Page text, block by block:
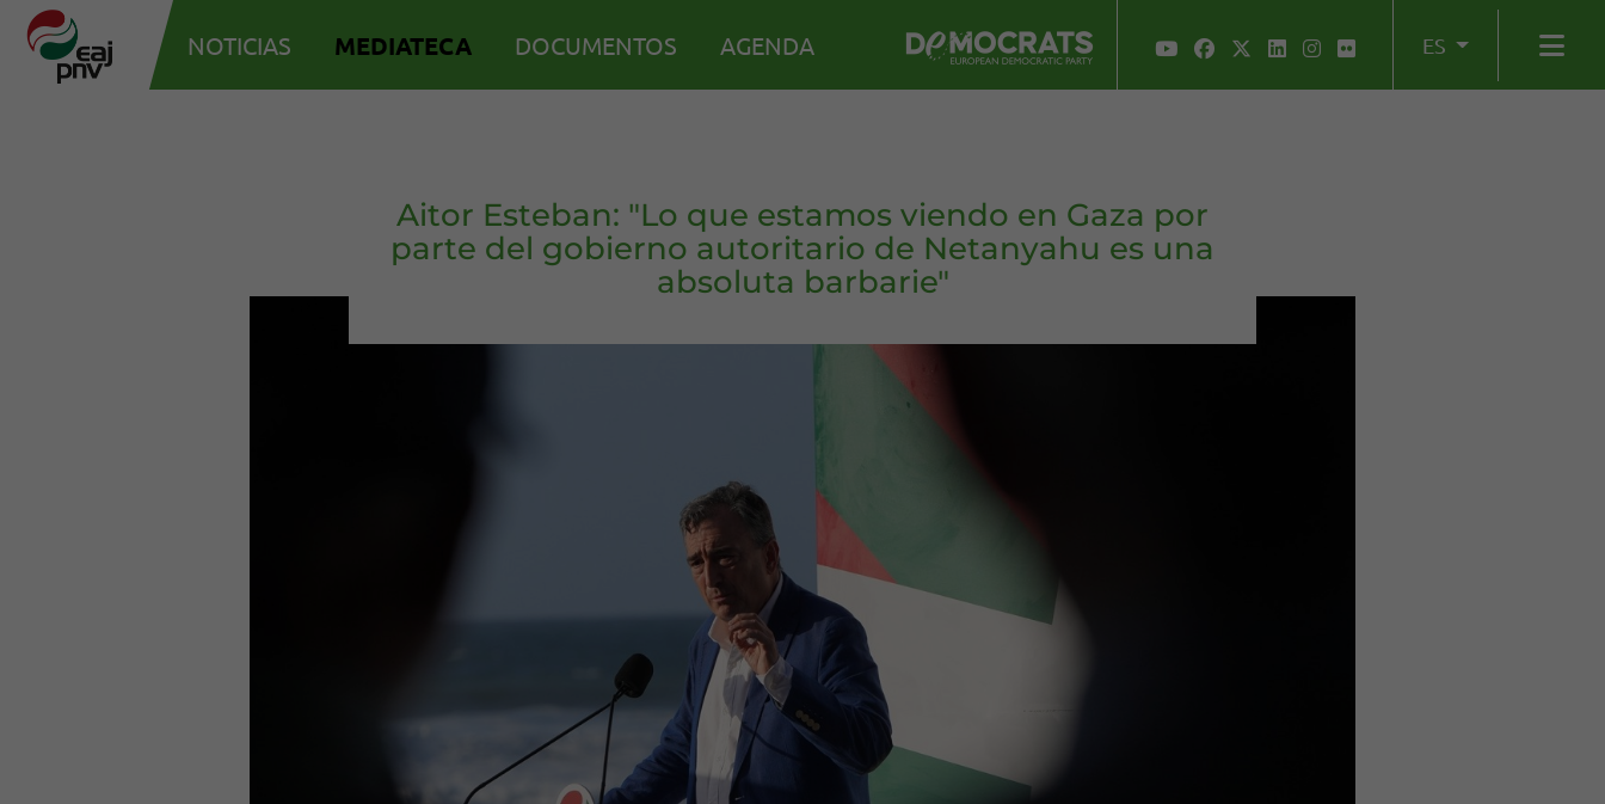
NOTICIAS MEDIATECA DOCUMENTOS AGENDA ES
Aitor Esteban: "Lo que estamos viendo en Gaza por
parte del gobierno autoritario de Netanyahu es una
absoluta barbarie"